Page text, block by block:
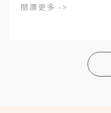
閱讀更多 ->